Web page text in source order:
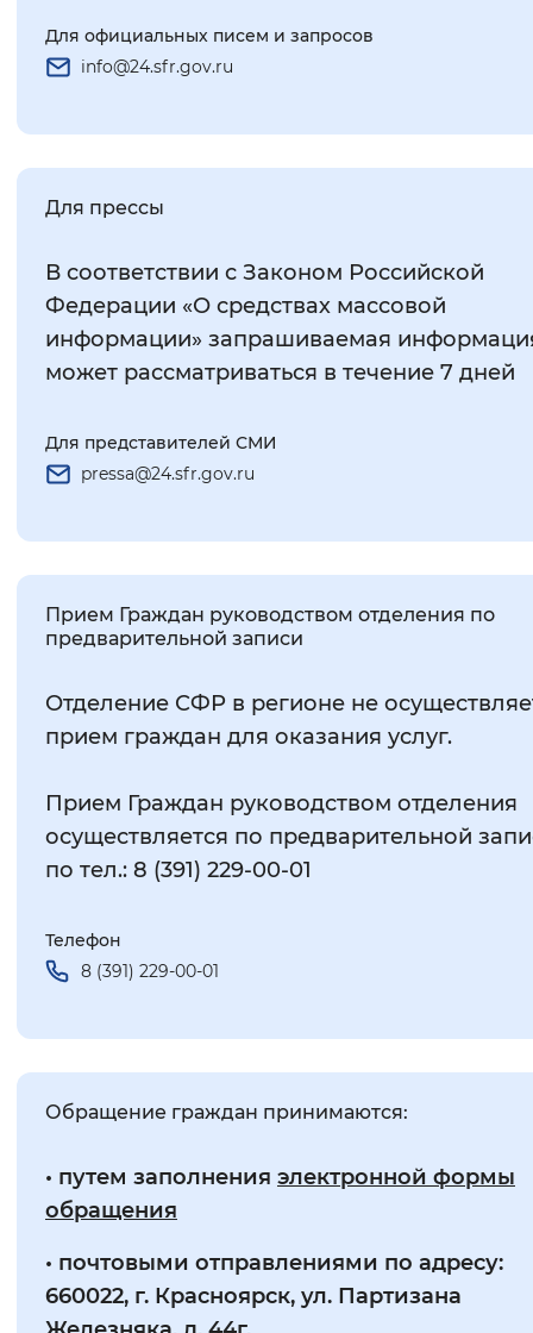
Для официальных писем и запросов
info@24.sfr.gov.ru
Для прессы
В соответствии с Законом Российской
Федерации «О средствах массовой
информации» запрашиваемая
может рассматриваться в течение 7 дней
Для представителей СМИ
pressa@24.sfr.gov.ru
Прием Граждан руководством отделения по
предварительной записи
Отделение СФР в регионе не
прием граждан для оказания услуг.
Прием Граждан руководством отделения
осуществляется по предварительной
по тел.: 8 (391) 229-00-01
Телефон
8 (391) 229-00-01
Обращение граждан принимаются:
• путем заполнения электронной формы
обращения
• почтовыми отправлениями по адресу:
660022, г. Красноярск, ул. Партизана